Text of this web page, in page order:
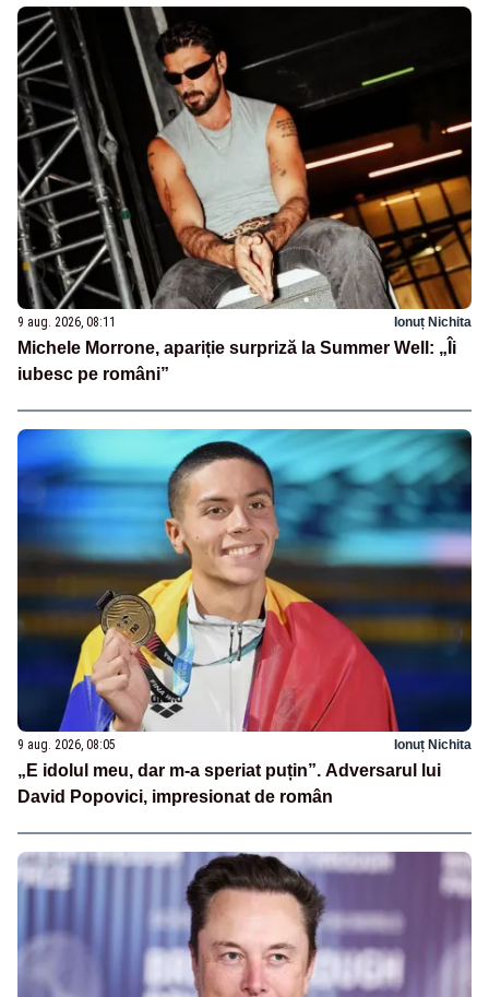
9 aug. 2026, 08:11 Ionuț Nichita
Michele Morrone, apariție surpriză la Summer Well: „Îi
iubesc pe români”
9 aug. 2026, 08:05 Ionuț Nichita
„E idolul meu, dar m-a speriat puțin”. Adversarul lui
David Popovici, impresionat de român